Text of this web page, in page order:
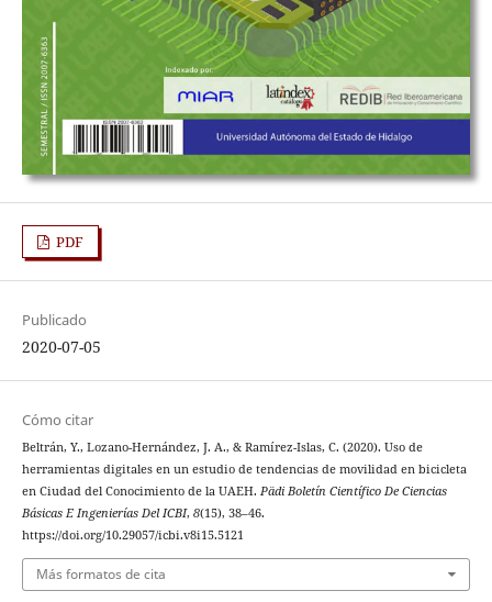
PDF
Publicado
2020-07-05
Cómo citar
Beltrán, Y., Lozano-Hernández, J. A., & Ramírez-Islas, C. (2020). Uso de
herramientas digitales en un estudio de tendencias de movilidad en bicicleta
en Ciudad del Conocimiento de la UAEH. Pädi Boletín Científico De Ciencias
Básicas E Ingenierías Del ICBI, 8(15), 38–46.
https://doi.org/10.29057/icbi.v8i15.5121
Más formatos de cita